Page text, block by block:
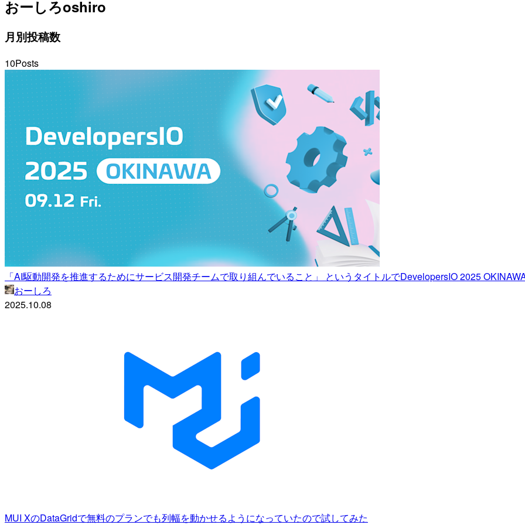
おーしろoshiro
月別投稿数
10Posts
「AI駆動開発を推進するためにサービス開発チームで取り組んでいること」 というタイトルでDevelopersIO 2025
おーしろ
2025.10.08
MUI XのDataGridで無料のプランでも列幅を動かせるようになっていたので試してみた